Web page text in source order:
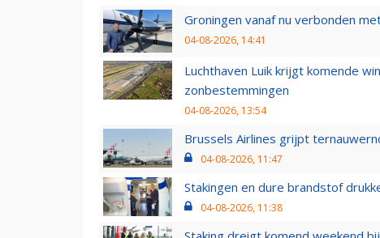
Groningen vanaf nu verbonden
04-08-2026, 14:41
Luchthaven Luik krijgt komende
zonbestemmingen
04-08-2026, 13:54
Brussels Airlines grijpt
04-08-2026, 11:47
Stakingen en dure brandstof
04-08-2026, 11:38